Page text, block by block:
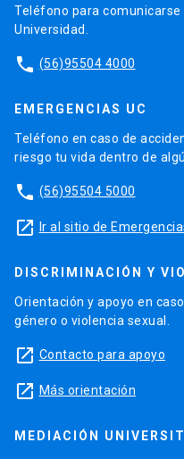
Teléfono para
Universidad.
phone (56)95504 4000
EMERGENCIAS UC
Teléfono en caso de
riesgo tu vida dentro de
phone (56)95504 5000
launch Ir al sitio de
DISCRIMINACIÓN Y
Orientación y apoyo en
género o violencia sexual.
launch Contacto para apoyo
launch Más orientación
MEDIACIÓN